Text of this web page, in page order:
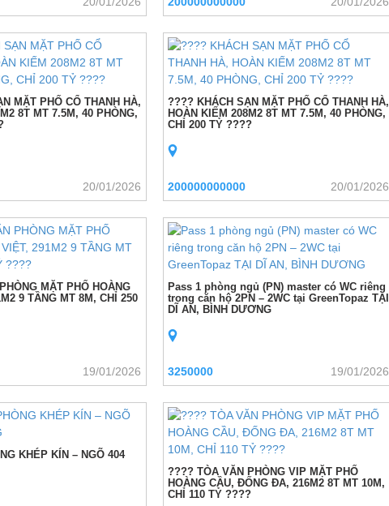
MẶT PHỐ CỔ THANH HÀ,
8T MT 7.5M, 40 PHÒNG,
20/01/2026
???? KHÁCH SẠN MẶT PHỐ CỔ THANH HÀ,
HOÀN KIẾM 208M2 8T MT 7.5M, 40 PHÒNG,
CHỈ 200 TỶ ????
200000000000 20/01/2026
MẶT PHỐ HOÀNG
9 TẦNG MT 8M, CHỈ 250
19/01/2026
Pass 1 phòng ngủ (PN) master có WC riêng
trong căn hộ 2PN – 2WC tại GreenTopaz TẠI
DĨ AN, BÌNH DƯƠNG
3250000 19/01/2026
KHÉP KÍN – NGÕ 404
???? TÒA VĂN PHÒNG VIP MẶT PHỐ
HOÀNG CẦU, ĐỐNG ĐA, 216M2 8T MT 10M,
CHỈ 110 TỶ ????